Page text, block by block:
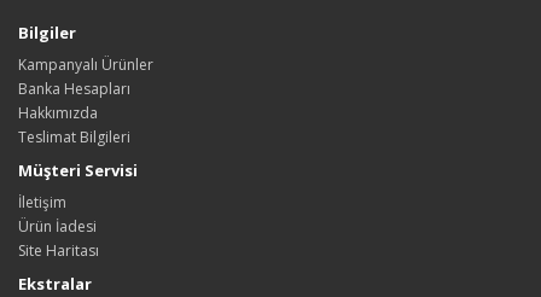
Bilgiler
Kampanyalı Ürünler
Banka Hesapları
Hakkımızda
Teslimat Bilgileri
Müşteri Servisi
İletişim
Ürün İadesi
Site Haritası
Ekstralar